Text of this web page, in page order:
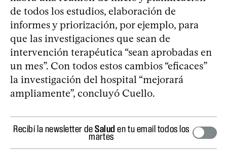
de todos los estudios, elaboración de
informes y priorización, por ejemplo, para
que las investigaciones que sean de
intervención terapéutica “sean aprobadas en
un mes”. Con todos estos cambios “eficaces”
la investigación del hospital “mejorará
ampliamente”, concluyó Cuello.
Recibí la newsletter deSalud en tu email todos los
martes